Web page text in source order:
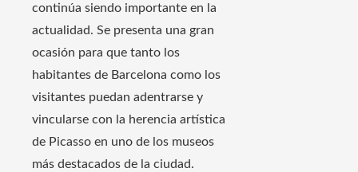
continúa siendo importante en la
actualidad. Se presenta una gran
ocasión para que tanto los
habitantes de Barcelona como los
visitantes puedan adentrarse y
vincularse con la herencia artística
de Picasso en uno de los museos
más destacados de la ciudad.